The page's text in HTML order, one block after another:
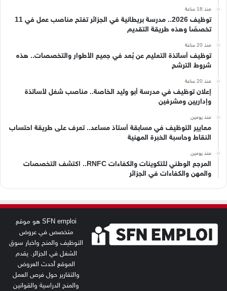
منذ 18 ساعة
توظيف 2026.. مدرسة بريطانية في الجزائر تفتح مناصب عمل في 11
تخصصًا وهذه طريقة التقديم
منذ 20 ساعة
توظيف أساتذة التعليم عن بُعد في جميع الأطوار والتخصصات.. هذه
شروط الترشح
منذ 20 ساعة
إعلان توظيف في مدرسة أبو وليد الخاصة.. مناصب شغل لأساتذة
وإداريين ومشرفين
منذ يومين
معايير التوظيف في مسابقة أستاذ مساعد.. تعرف على طريقة احتساب
النقاط وحاسبة الخبرة المهنية
منذ يومين
المرجع الوطني للتكوينات والكفاءات RNFC.. اكتشف التخصصات
والمهن والكفاءات في الجزائر
SFN emploi هو موقع
متخصص في عروض
التوظيف والمنح واخبار سوق
الشغل في الجزائر. يقدم
الموقع أحدث العروض
والتقارير حول فرص العمل
والمنح الدراسية والقوانين